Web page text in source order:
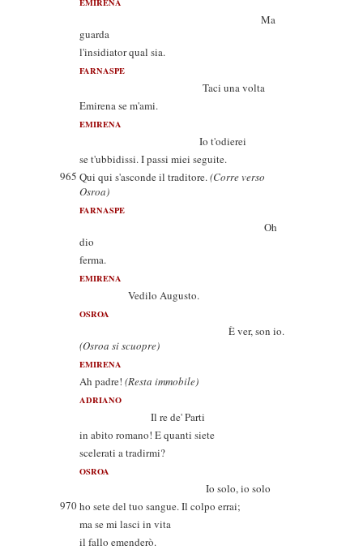
Ma
guarda
l'insidiator qual sia.
FARNASPE
Taci una volta
Emirena se m'ami.
EMIRENA
Io t'odierei
se t'ubbidissi. I passi miei seguite.
965 Qui qui s'asconde il traditore.(Corre verso
Osroa)
FARNASPE
Oh
dio
ferma.
EMIRENA
Vedilo Augusto.
OSROA
È ver, son io.
(Osroa si scuopre)
EMIRENA
Ah padre! (Resta immobile)
ADRIANO
Il re de' Parti
in abito romano! E quanti siete
scelerati a tradirmi?
OSROA
Io solo, io solo
970ho sete del tuo sangue. Il colpo errai;
ma se mi lasci in vita
il fallo emenderò.